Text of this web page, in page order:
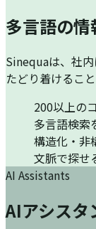
お問い合わせ
多言語の
Sinequaは、社
たどり着けるこ
200以上の
多言語検索
構造化・非
文脈で探せ
AI Assistants
AIアシスタ